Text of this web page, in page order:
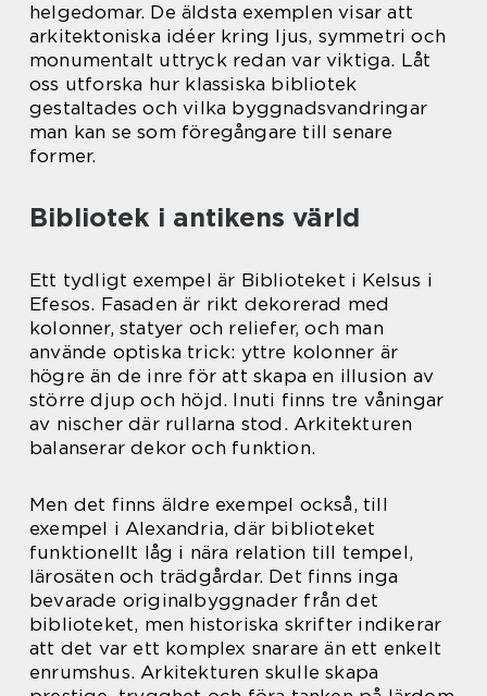
helgedomar. De äldsta exemplen visar att
arkitektoniska idéer kring ljus, symmetri och
monumentalt uttryck redan var viktiga. Låt
oss utforska hur klassiska bibliotek
gestaltades och vilka byggnadsvandringar
man kan se som föregångare till senare
former.
Bibliotek i antikens värld
Ett tydligt exempel är Biblioteket i Kelsus i
Efesos. Fasaden är rikt dekorerad med
kolonner, statyer och reliefer, och man
använde optiska trick: yttre kolonner är
högre än de inre för att skapa en illusion av
större djup och höjd. Inuti finns tre våningar
av nischer där rullarna stod. Arkitekturen
balanserar dekor och funktion.
Men det finns äldre exempel också, till
exempel i Alexandria, där biblioteket
funktionellt låg i nära relation till tempel,
lärosäten och trädgårdar. Det finns inga
bevarade originalbyggnader från det
biblioteket, men historiska skrifter indikerar
att det var ett komplex snarare än ett enkelt
enrumshus. Arkitekturen skulle skapa